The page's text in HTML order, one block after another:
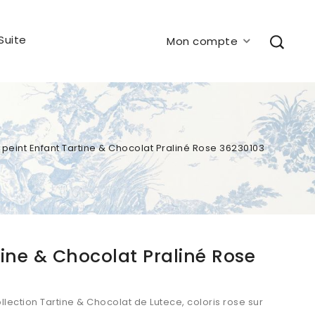
Mon compte
Enfant Tartine & Chocolat Praliné Rose 36230103
& Chocolat Praliné Rose
Tartine & Chocolat de Lutece, coloris rose sur